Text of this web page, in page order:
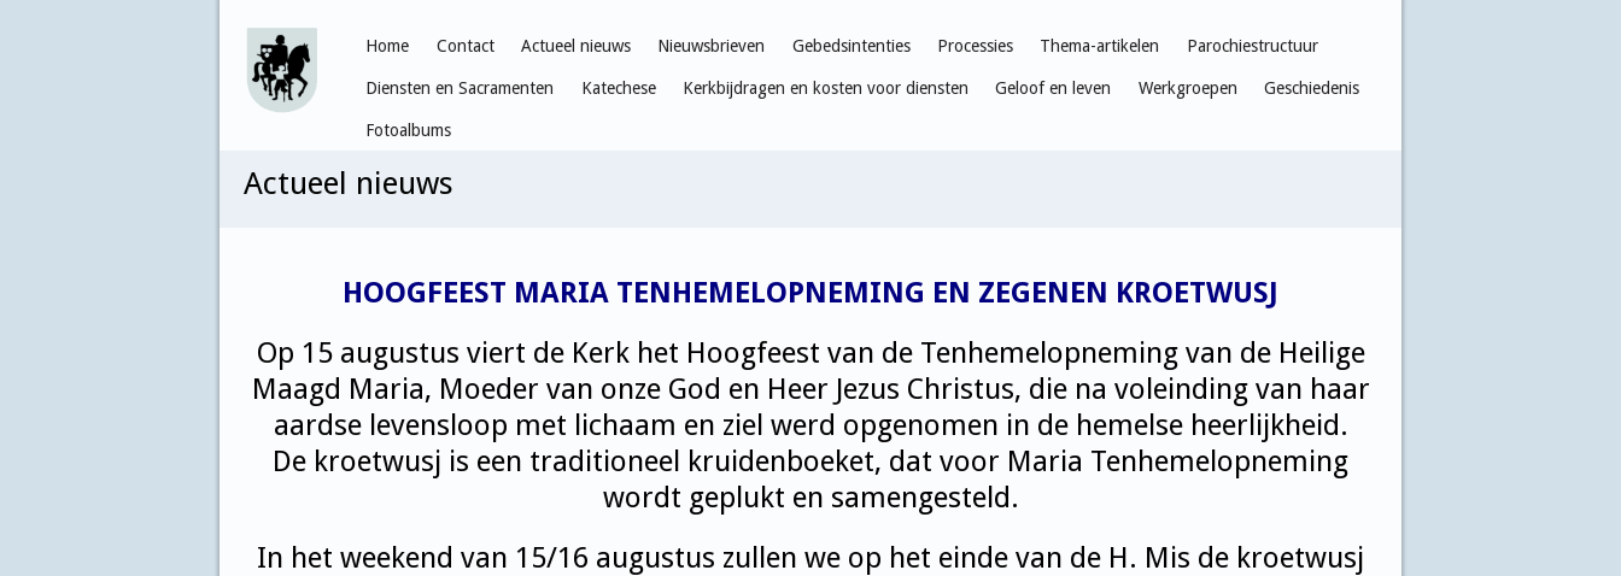
Home Contact Actueel nieuws Nieuwsbrieven Gebedsintenties Processies Thema-artikelen Parochiestructuur
Diensten en Sacramenten Katechese Kerkbijdragen en kosten voor diensten Geloof en leven Werkgroepen Geschiedenis
Fotoalbums
Actueel nieuws
HOOGFEEST MARIA TENHEMELOPNEMING EN ZEGENEN KROETWUSJ
Op 15 augustus viert de Kerk het Hoogfeest van de Tenhemelopneming van de Heilige
Maagd Maria, Moeder van onze God en Heer Jezus Christus, die na voleinding van haar
aardse levensloop met lichaam en ziel werd opgenomen in de hemelse heerlijkheid.
De kroetwusj is een traditioneel kruidenboeket, dat voor Maria Tenhemelopneming
wordt geplukt en samengesteld.
In het weekend van 15/16 augustus zullen we op het einde van de H. Mis de kroetwusj